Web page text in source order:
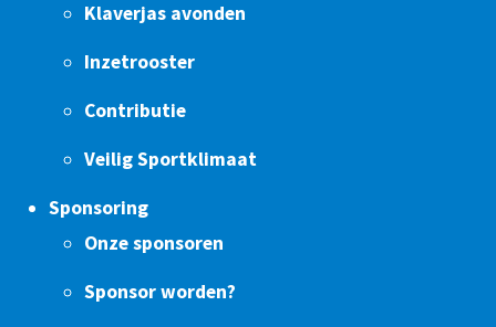
Klaverjas avonden
Inzetrooster
Contributie
Veilig Sportklimaat
Sponsoring
Onze sponsoren
Sponsor worden?